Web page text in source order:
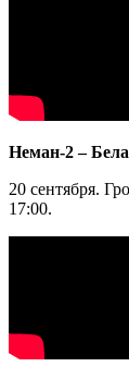
Неман-2 –
20 сентября.
17:00.